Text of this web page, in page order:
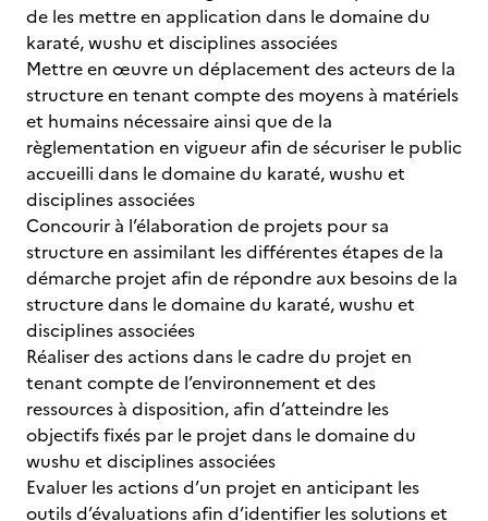
de les mettre en application dans le domaine du
karaté, wushu et disciplines associées
Mettre en œuvre un déplacement des acteurs de la
structure en tenant compte des moyens à matériels
et humains nécessaire ainsi que de la
règlementation en vigueur afin de sécuriser le public
accueilli dans le domaine du karaté, wushu et
disciplines associées
Concourir à l’élaboration de projets pour sa
structure en assimilant les différentes étapes de la
démarche projet afin de répondre aux besoins de la
structure dans le domaine du karaté, wushu et
disciplines associées
Réaliser des actions dans le cadre du projet en
tenant compte de l’environnement et des
ressources à disposition, afin d’atteindre les
objectifs fixés par le projet dans le domaine du
wushu et disciplines associées
Evaluer les actions d’un projet en anticipant les
outils d’évaluations afin d’identifier les solutions et